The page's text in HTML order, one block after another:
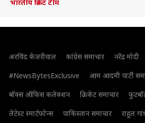
भारतीय क्रिकेट टीम
अरविंद केजरीवाल कांग्रेस समाचार नरेंद्र मोदी
#NewsBytesExclusive
आम आदमी पार्टी
बॉक्स ऑफिस कलेक्शन
क्रिकेट समाचार
लेटेस्ट स्मार्टफोन्स
पाकिस्तान समाचार राहुल